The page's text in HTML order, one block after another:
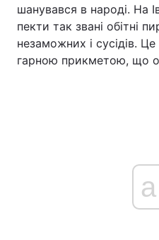
шанувався в народі. На
пекти так звані обітні
незаможних і сусідів.
гарною прикметою, що